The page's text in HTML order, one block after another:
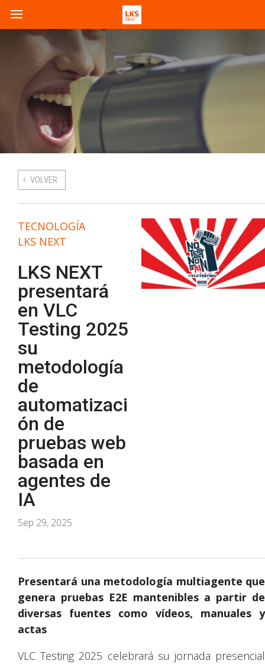
VOLVER
TECNOLOGÍA
LKS NEXT
LKS NEXT
presentará
en VLC
Testing 2025
su
metodología
de
automatizaci
ón de
pruebas web
basada en
agentes de
IA
Sep 29, 2025
Presentará una metodología multiagente que
genera pruebas E2E mantenibles a partir de
diversas fuentes como vídeos, manuales y
actas
VLC Testing 2025 celebrará su jornada presencial